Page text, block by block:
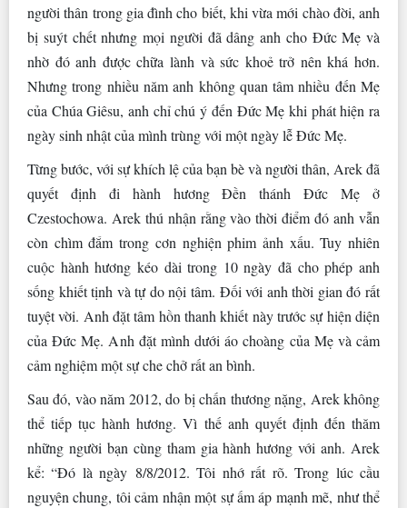
người thân trong gia đình cho biết, khi vừa mới chào đời, anh
bị suýt chết nhưng mọi người đã dâng anh cho Đức Mẹ và
nhờ đó anh được chữa lành và sức khoẻ trở nên khá hơn.
Nhưng trong nhiều năm anh không quan tâm nhiều đến Mẹ
của Chúa Giêsu, anh chỉ chú ý đến Đức Mẹ khi phát hiện ra
ngày sinh nhật của mình trùng với một ngày lễ Đức Mẹ.
Từng bước, với sự khích lệ của bạn bè và người thân, Arek đã
quyết định đi hành hương Đền thánh Đức Mẹ ở
Czestochowa. Arek thú nhận rằng vào thời điểm đó anh vẫn
còn chìm đắm trong cơn nghiện phim ảnh xấu. Tuy nhiên
cuộc hành hương kéo dài trong 10 ngày đã cho phép anh
sống khiết tịnh và tự do nội tâm. Đối với anh thời gian đó rất
tuyệt vời. Anh đặt tâm hồn thanh khiết này trước sự hiện diện
của Đức Mẹ. Anh đặt mình dưới áo choàng của Mẹ và cảm
cảm nghiệm một sự che chở rất an bình.
Sau đó, vào năm 2012, do bị chấn thương nặng, Arek không
thể tiếp tục hành hương. Vì thế anh quyết định đến thăm
những người bạn cùng tham gia hành hương với anh. Arek
kể: “Đó là ngày 8/8/2012. Tôi nhớ rất rõ. Trong lúc cầu
nguyện chung, tôi cảm nhận một sự ấm áp mạnh mẽ, như thể